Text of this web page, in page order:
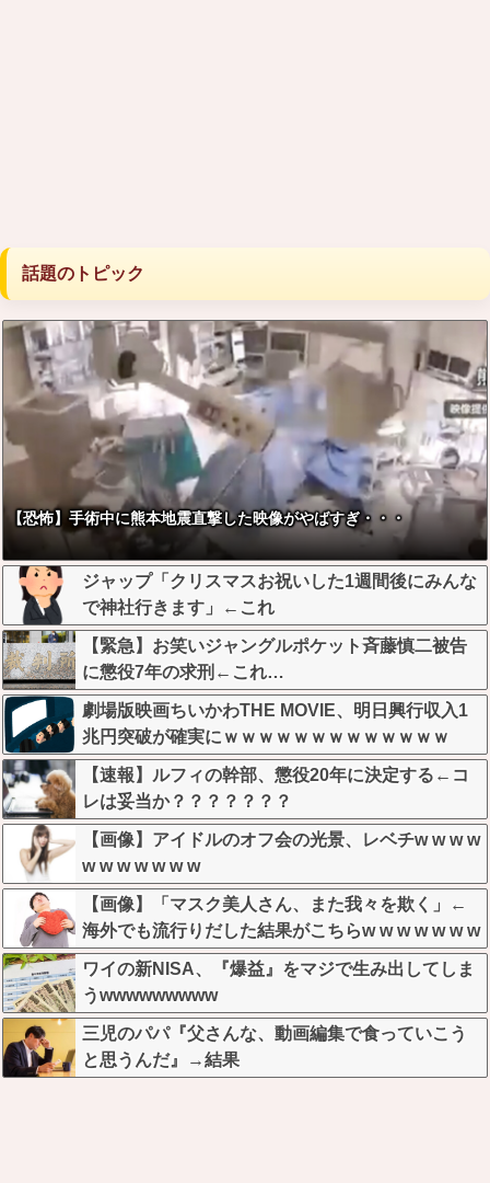
話題のトピック
【恐怖】手術中に熊本地震直撃した映像がやばすぎ・・・
ジャップ「クリスマスお祝いした1週間後にみんな
で神社行きます」←これ
【緊急】お笑いジャングルポケット斉藤慎二被告
に懲役7年の求刑←これ…
劇場版映画ちいかわTHE MOVIE、明日興行収入1
兆円突破が確実にｗｗｗｗｗｗｗｗｗｗｗｗｗ
【速報】ルフィの幹部、懲役20年に決定する←コ
レは妥当か？？？？？？？
【画像】アイドルのオフ会の光景、レベチw w w w
w w w w w w w
【画像】「マスク美人さん、また我々を欺く」←
海外でも流行りだした結果がこちらw w w w w w w
ワイの新NISA、『爆益』をマジで生み出してしま
うwwwwwwwww
三児のパパ『父さんな、動画編集で食っていこう
と思うんだ』→結果